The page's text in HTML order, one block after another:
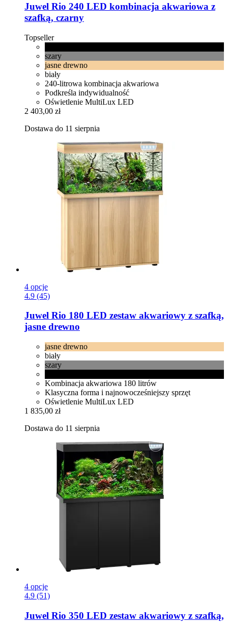
Juwel Rio 240 LED kombinacja akwariowa z
szafką, czarny
Topseller
szary
jasne drewno
biały
240-litrowa kombinacja akwariowa
Podkreśla indywidualność
Oświetlenie MultiLux LED
2 403,00 zł
Dostawa do 11 sierpnia
4 opcje
4.9 (45)
Juwel Rio 180 LED zestaw akwariowy z szafką,
jasne drewno
jasne drewno
biały
szary
Kombinacja akwariowa 180 litrów
Klasyczna forma i najnowocześniejszy sprzęt
Oświetlenie MultiLux LED
1 835,00 zł
Dostawa do 11 sierpnia
4 opcje
4.9 (51)
Juwel Rio 350 LED zestaw akwariowy z szafką,